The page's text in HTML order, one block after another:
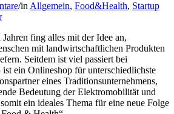
/in Allgemein, Food&Health, Startup
fing alles mit der Idee an,
mit landwirtschaftlichen Produkten
Seitdem ist viel passiert bei
ist ein Onlineshop für unterschiedlichste
eines Traditionsunternehmens,
Bedeutung der Elektromobilität und
ein ideales Thema für eine neue Folge